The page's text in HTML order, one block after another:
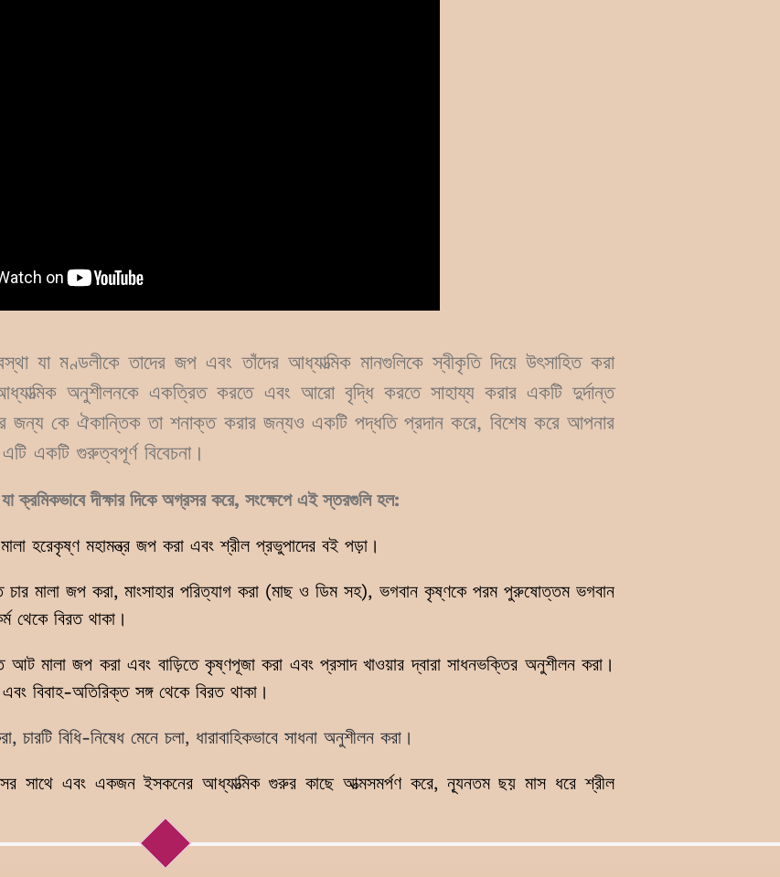
যা মণ্ডলীকে তাদের জপ এবং তাঁদের আধ্যাত্মিক মানগুলিকে স্বীকৃতি দিয়ে উৎসাহিত করা
অনুশীলনকে একত্রিত করতে এবং আরো বৃদ্ধি করতে সাহায্য করার একটি দুর্দান্ত
জন্য কে ঐকান্তিক তা শনাক্ত করার জন্যও একটি পদ্ধতি প্রদান করে, বিশেষ করে আপনার
একটি গুরুত্বপূর্ণ বিবেচনা।
ক্রমিকভাবে দীক্ষার দিকে অগ্রসর করে, সংক্ষেপে এই স্তরগুলি হল:
হরেকৃষ্ণ মহামন্ত্র জপ করা এবং শ্রীল প্রভুপাদের বই পড়া।
মালা জপ করা, মাংসাহার পরিত্যাগ করা (মাছ ও ডিম সহ), ভগবান কৃষ্ণকে পরম পুরুষোত্তম ভগবান
থেকে বিরত থাকা।
মালা জপ করা এবং বাড়িতে কৃষ্ণপূজা করা এবং প্রসাদ খাওয়ার দ্বারা সাধনভক্তির অনুশীলন করা।
বিবাহ-অতিরিক্ত সঙ্গ থেকে বিরত থাকা।
চারটি বিধি-নিষেধ মেনে চলা, ধারাবাহিকভাবে সাধনা অনুশীলন করা।
সাথে এবং একজন ইসকনের আধ্যাত্মিক গুরুর কাছে আত্মসমর্পণ করে, ন্যূনতম ছয় মাস ধরে শ্রীল